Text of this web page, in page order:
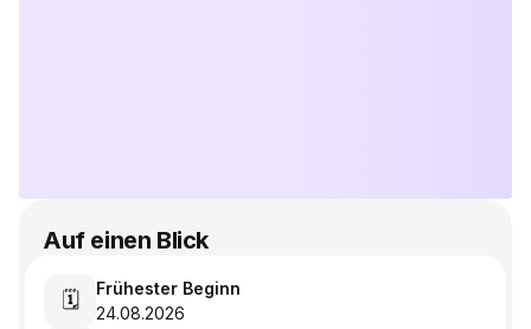
Auf einen Blick
🗓️
Frühester Beginn
24.08.2026